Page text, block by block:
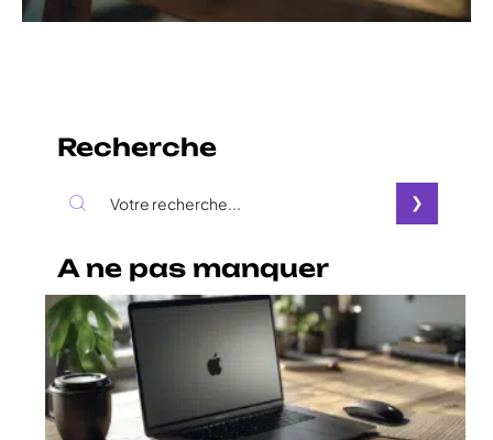
Recherche
A ne pas manquer